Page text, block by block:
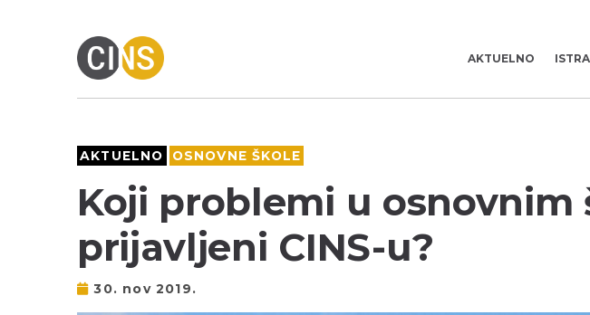
AKTUELNO
AKTUELNO OSNOVNE ŠKOLE
Koji problemi u osnovnim
prijavljeni CINS-u?
30. nov 2019.